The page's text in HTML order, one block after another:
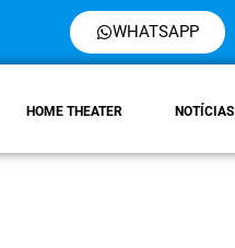
WHATSAPP
HOME THEATER NOTÍCIAS